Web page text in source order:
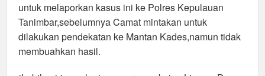
untuk melaporkan kasus ini ke Polres Kepulauan
Tanimbar,sebelumnya Camat mintakan untuk
dilakukan pendekatan ke Mantan Kades,namun tidak
membuahkan hasil.